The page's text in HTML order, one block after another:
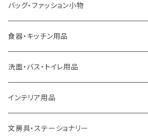
LOQI
ideaco
a.depeche
ROOTOTE
100percent
バッグ・ファッション小物
エコバッグ
アクセサリー
トートバッグ
保冷バッグ
食器・キッチン用品
キッチンラック
キッチンペーパーホルダー
食器・テーブルウェア
洗面・バス・トイレ用品
洗面用品
掃除・洗濯用品
インテリア用品
アイロン台
文房具・ステーショナリー